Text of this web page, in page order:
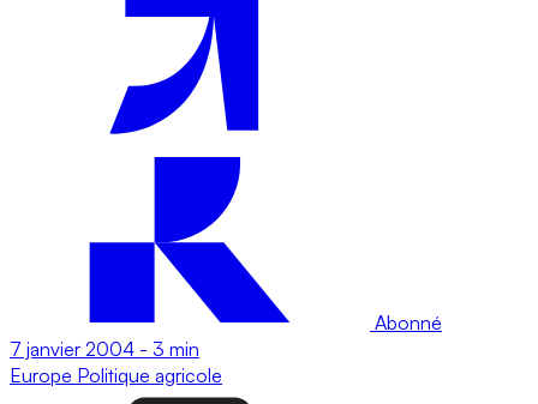
Abonné
7 janvier 2004 - 3 min
Europe Politique agricole